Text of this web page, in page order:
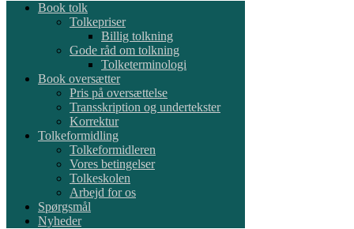
Book tolk
Tolkepriser
Billig tolkning
Gode råd om tolkning
Tolketerminologi
Book oversætter
Pris på oversættelse
Transskription og undertekster
Korrektur
Tolkeformidling
Tolkeformidleren
Vores betingelser
Tolkeskolen
Arbejd for os
Spørgsmål
Nyheder